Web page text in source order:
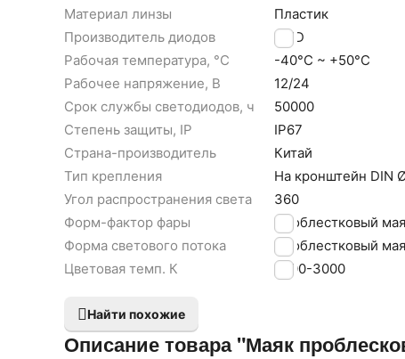
Материал линзы
Пластик
Производитель диодов
SMD
Рабочая температура, °С
-40°С ~ +50°С
Рабочее напряжение, В
12/24
Срок службы светодиодов, ч
50000
Степень защиты, IP
IP67
Страна-производитель
Китай
Тип крепления
На кронштейн DIN
Угол распространения света
360
Форм-фактор фары
Проблестковый
Форма светового потока
Проблестковый
Цветовая темп. К
2000-3000
Найти похожие
Описание товара "Маяк